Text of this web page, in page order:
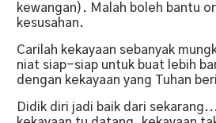
kewangan). Malah boleh bantu
kesusahan.
Carilah kekayaan sebanyak
niat siap-siap untuk buat lebih
dengan kekayaan yang Tuhan
Didik diri jadi baik dari